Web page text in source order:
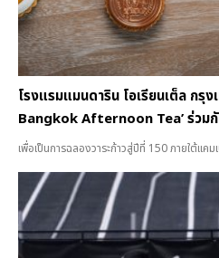
โรงแรมแมนดาริน โอเรียนเต็ล กรุ
Bangkok Afternoon Tea’ ร่วม
เพื่อเป็นการฉลองวาระก้าวสู่ปีที่ 150 ภายใต้แค